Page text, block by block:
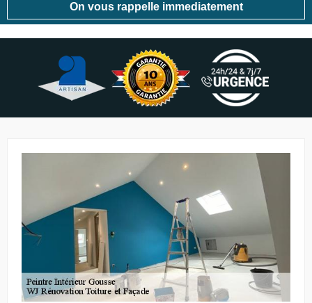
On vous rappelle immediatement